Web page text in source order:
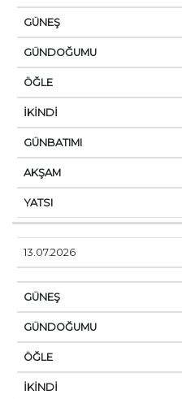
13.07.2026